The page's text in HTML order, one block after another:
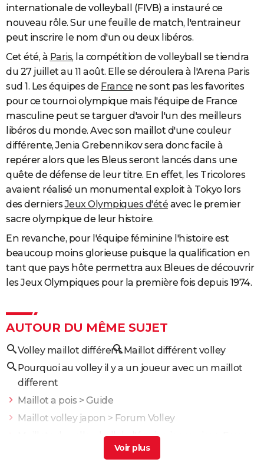
internationale de volleyball (FIVB) a instauré ce
nouveau rôle. Sur une feuille de match, l'entraineur
peut inscrire le nom d'un ou deux libéros.
Cet été, à Paris, la compétition de volleyball se tiendra
du 27 juillet au 11 août. Elle se déroulera à l'Arena Paris
sud 1. Les équipes de France ne sont pas les favorites
pour ce tournoi olympique mais l'équipe de France
masculine peut se targuer d'avoir l'un des meilleurs
libéros du monde. Avec son maillot d'une couleur
différente, Jenia Grebennikov sera donc facile à
repérer alors que les Bleus seront lancés dans une
quête de défense de leur titre. En effet, les Tricolores
avaient réalisé un monumental exploit à Tokyo lors
des derniersJeux Olympiques d'été avec le premier
sacre olympique de leur histoire.
En revanche, pour l'équipe féminine l'histoire est
beaucoup moins glorieuse puisque la qualification en
tant que pays hôte permettra aux Bleues de découvrir
les Jeux Olympiques pour la première fois depuis 1974.
AUTOUR DU MÊME SUJET
Volley maillot différent Maillot différent volley
Pourquoi au volley il y a un joueur avec un maillot
different
Maillot a pois > Guide
Maillot volley japon > Forum Volley
Maillots de volley-ball de l'équipe japonaise